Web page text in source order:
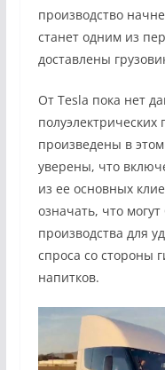
производство
станет одним из
доставлены
От Tesla пока нет
полуэлектрических
произведены в
уверены, что
из ее основных
означать, что
производства для
спроса со стороны
напитков.